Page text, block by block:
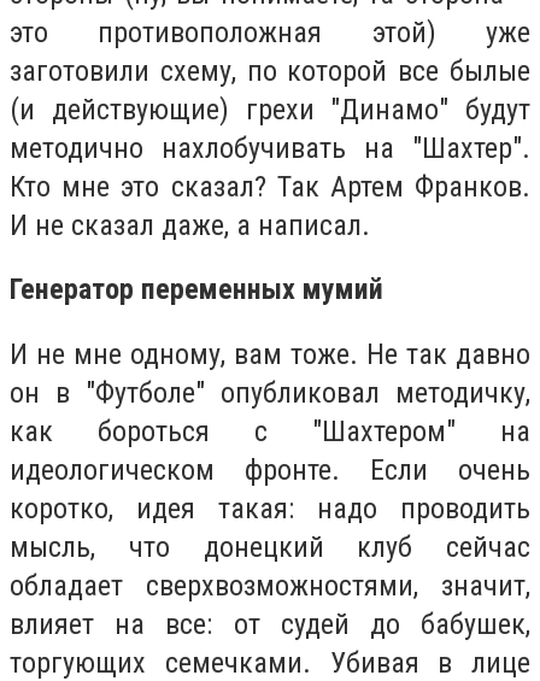
это противоположная этой) уже
заготовили схему, по которой все былые
(и действующие) грехи "Динамо" будут
методично нахлобучивать на "Шахтер".
Кто мне это сказал? Так Артем Франков.
И не сказал даже, а написал.
Генератор переменных мумий
И не мне одному, вам тоже. Не так давно
он в "Футболе" опубликовал методичку,
как бороться с "Шахтером" на
идеологическом фронте. Если очень
коротко, идея такая: надо проводить
мысль, что донецкий клуб сейчас
обладает сверхвозможностями, значит,
влияет на все: от судей до бабушек,
торгующих семечками. Убивая в лице